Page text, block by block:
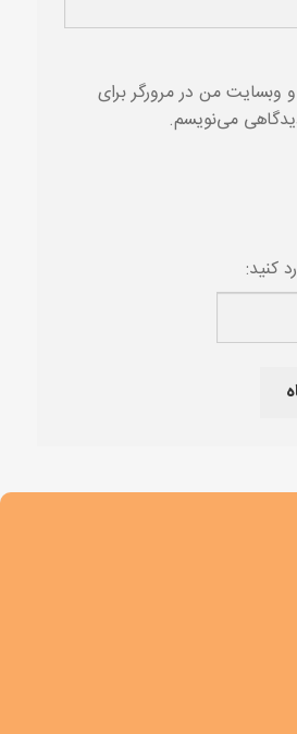
و وبسایت من در مرورگر برای
می‌نویسم.
کنید: